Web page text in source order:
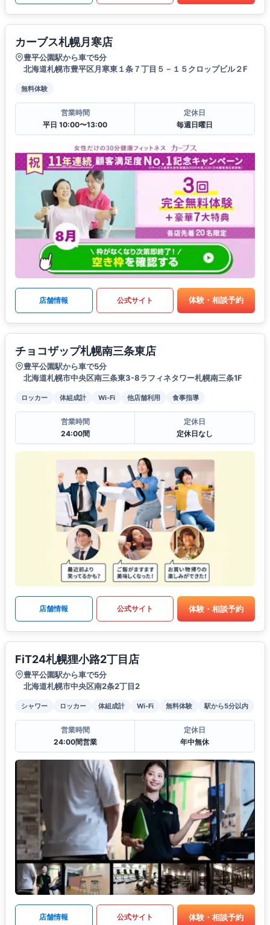
カーブス札幌月寒店
豊平公園駅から車で5分
北海道札幌市豊平区月寒東１条７丁目５－１５クロップビル２F
無料体験
営業時間
平日 10:00〜13:00
定休日
毎週日曜日
店舗情報 公式サイト 体験・相談予約
チョコザップ札幌南三条東店
豊平公園駅から車で5分
北海道札幌市中央区南三条東3-8ラフィネタワー札幌南三条1F
ロッカー 体組成計 Wi-Fi 他店舗利用 食事指導
営業時間
24:00間
定休日
定休日なし
店舗情報 公式サイト 体験・相談予約
FiT24札幌狸小路2丁目店
豊平公園駅から車で5分
北海道札幌市中央区南2条2丁目2
シャワー ロッカー 体組成計 Wi-Fi 無料体験 駅から5分以内
営業時間
24:00間営業
定休日
年中無休
店舗情報 公式サイト 体験・相談予約